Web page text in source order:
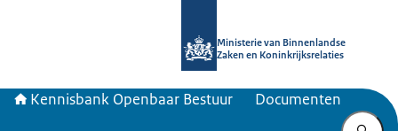
Ministerie van Binnenlandse
Zaken en Koninkrijksrelaties
Kennisbank Openbaar Bestuur Documenten